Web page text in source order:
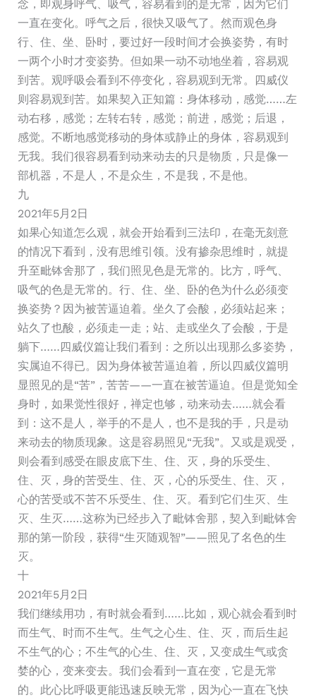
念，即观身呼气、吸气，容易看到的是无常，因为它们
一直在变化。呼气之后，很快又吸气了。然而观色身
行、住、坐、卧时，要过好一段时间才会换姿势，有时
一两个小时才变姿势。但如果一动不动地坐着，容易观
到苦。观呼吸会看到不停变化，容易观到无常。四威仪
则容易观到苦。如果契入正知篇：身体移动，感觉……左
动右移，感觉；左转右转，感觉；前进，感觉；后退，
感觉。不断地感觉移动的身体或静止的身体，容易观到
无我。我们很容易看到动来动去的只是物质，只是像一
部机器，不是人，不是众生，不是我，不是他。
九
2021年5月2日
如果心知道怎么观，就会开始看到三法印，在毫无刻意
的情况下看到，没有思维引领。没有掺杂思维时，就提
升至毗钵舍那了，我们照见色是无常的。比方，呼气、
吸气的色是无常的。行、住、坐、卧的色为什么必须变
换姿势？因为被苦逼迫着。坐久了会酸，必须站起来；
站久了也酸，必须走一走；站、走或坐久了会酸，于是
躺下……四威仪篇让我们看到：之所以出现那么多姿势，
实属迫不得已。因为身体被苦逼迫着，所以四威仪篇明
显照见的是“苦”，苦苦——一直在被苦逼迫。但是觉知全
身时，如果觉性很好，禅定也够，动来动去……就会看
到：这不是人，举手的不是人，也不是我的手，只是动
来动去的物质现象。这是容易照见“无我”。又或是观受，
则会看到感受在眼皮底下生、住、灭，身的乐受生、
住、灭，身的苦受生、住、灭，心的乐受生、住、灭，
心的苦受或不苦不乐受生、住、灭。看到它们生灭、生
灭、生灭……这称为已经步入了毗钵舍那，契入到毗钵舍
那的第一阶段，获得“生灭随观智”——照见了名色的生
灭。
十
2021年5月2日
我们继续用功，有时就会看到……比如，观心就会看到时
而生气、时而不生气。生气之心生、住、灭，而后生起
不生气的心；不生气的心生、住、灭，又变成生气或贪
婪的心，变来变去。我们会看到一直在变，它是无常
的。此心比呼吸更能迅速反映无常，因为心一直在飞快